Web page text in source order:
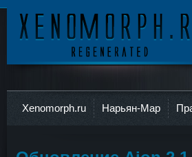
Xenomorph.ru Нарьян-Мар